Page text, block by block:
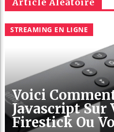
STREAMING EN LIGNE
Voici
Javascript Sur
Firestick Ou